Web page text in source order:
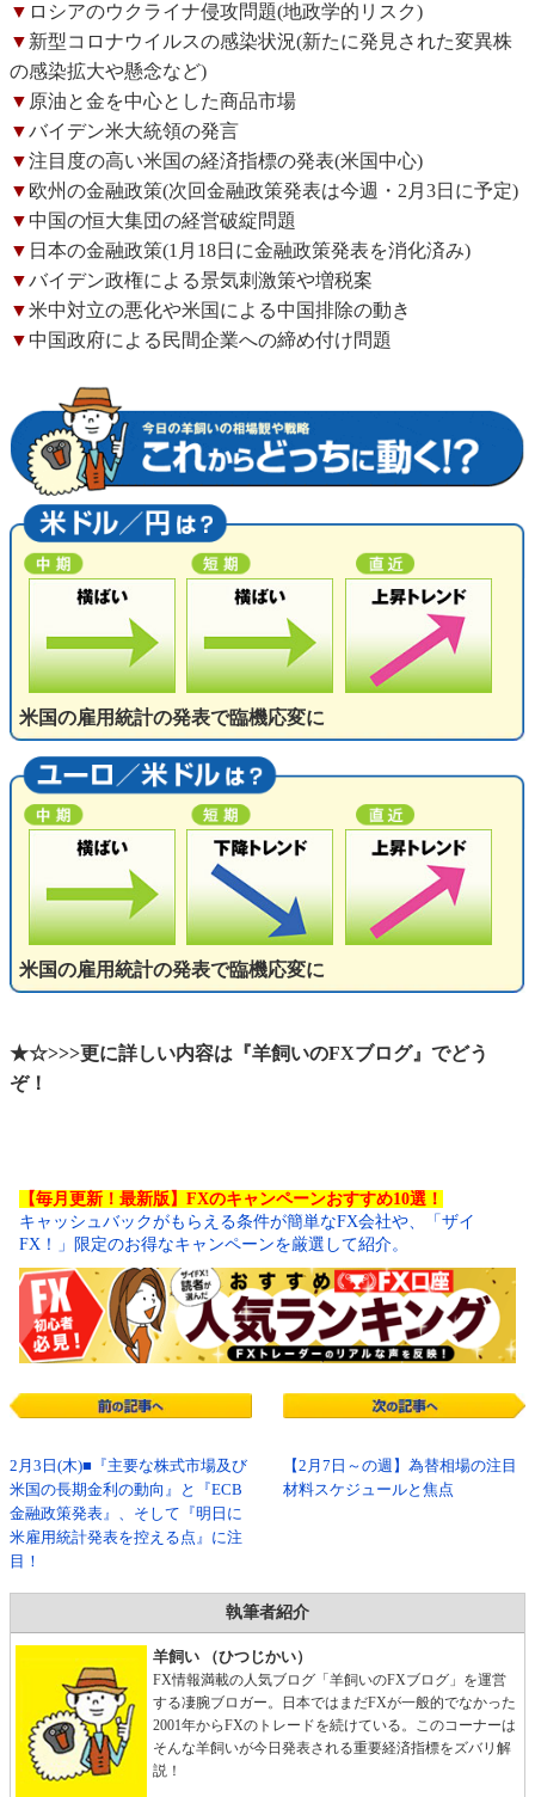
▼ ロシアのウクライナ侵攻問題(地政学的リスク)
▼ 新型コロナウイルスの感染状況(新たに発見された変異株
の感染拡大や懸念など)
▼ 原油と金を中心とした商品市場
▼バイデン米大統領の発言
▼注目度の高い米国の経済指標の発表(米国中心)
▼ 欧州の金融政策(次回金融政策発表は今週・2月3日に予定)
▼ 中国の恒大集団の経営破綻問題
▼ 日本の金融政策(1月18日に金融政策発表を消化済み)
▼バイデン政権による景気刺激策や増税案
▼米中対立の悪化や米国による中国排除の動き
▼ 中国政府による民間企業への締め付け問題
米国の雇用統計の発表で臨機応変に
米国の雇用統計の発表で臨機応変に
★☆>>>更に詳しい内容は『羊飼いのFXブログ』でどう
ぞ！
【毎月更新！最新版】FXのキャンペーンおすすめ10選！
キャッシュバックがもらえる条件が簡単なFX会社や、「ザイ
FX！」限定のお得なキャンペーンを厳選して紹介。
2月3日(木)■『主要な株式市場及び
米国の長期金利の動向』と『ECB
金融政策発表』、そして『明日に
米雇用統計発表を控える点』に注
目！
【2月7日～の週】為替相場の注目
材料スケジュールと焦点
執筆者紹介
羊飼い （ひつじかい）
FX情報満載の人気ブログ「羊飼いのFXブログ」を運営
する凄腕ブロガー。日本ではまだFXが一般的でなかった
2001年からFXのトレードを続けている。このコーナーは
そんな羊飼いが今日発表される重要経済指標をズバリ解
説！